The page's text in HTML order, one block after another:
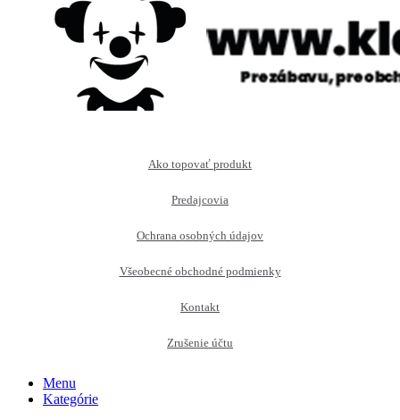
Ako topovať produkt
Predajcovia
Ochrana osobných údajov
Všeobecné obchodné podmienky
Kontakt
Zrušenie účtu
Menu
Kategórie